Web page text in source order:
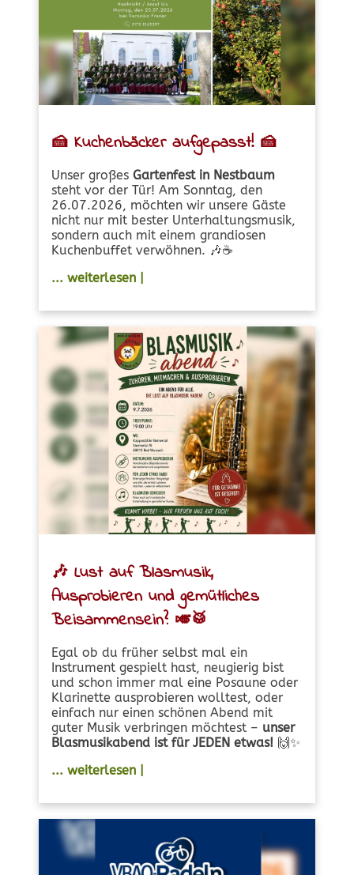
🍰 Kuchenbäcker aufgepasst!🍰
Unser großes Gartenfest in Nestbaum
steht vor der Tür! Am Sonntag, den
26.07.2026, möchten wir unsere Gäste
nicht nur mit bester Unterhaltungsmusik,
sondern auch mit einem grandiosen
Kuchenbuffet verwöhnen. 🎶☕
... weiterlesen |
🎶 Lust auf Blasmusik,
Ausprobieren und gemütliches
Beisammensein?🎺🥁
Egal ob du früher selbst mal ein
Instrument gespielt hast, neugierig bist
und schon immer mal eine Posaune oder
Klarinette ausprobieren wolltest, oder
einfach nur einen schönen Abend mit
guter Musik verbringen möchtest – unser
Blasmusikabend ist für JEDEN etwas!🙌✨
... weiterlesen |